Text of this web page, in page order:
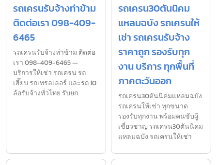
รถเครนรับจ้างท่าข้าม
ติดต่อเรา 098-409-
6465
รถเครนรับจ้างท่าข้าม ติดต่อ
เรา 098-409-6465 —
บริการให้เช่า รถเครน รถ
เฮี๊ยบ รถเทรลเลอร์ และรถ 10
ล้อรับจ้างทั่วไทย รับยก
รถเครน30ตันนิคม
แหลมฉบัง รถเครนให้
เช่า รถเครนรับจ้าง
ราคาถูก รองรับทุก
งาน บริการ ทุกพื้นที่
ภาคตะวันออก
รถเครน30ตันนิคมแหลมฉบัง
รถเครนให้เช่า ทุกขนาด
รองรับทุกงาน พร้อมคนขับผู้
เชี่ยวชาญ รถเครน30ตันนิคม
แหลมฉบัง รถเครนให้เช่า